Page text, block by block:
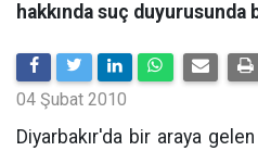
hakkında suç duyurusunda
04 Şubat 2010
Diyarbakır'da bir araya